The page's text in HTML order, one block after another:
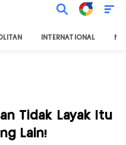
INTERNATIONAL
Tidak Layak Itu
Lain!